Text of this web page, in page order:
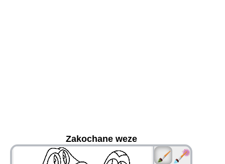
Zakochane weze